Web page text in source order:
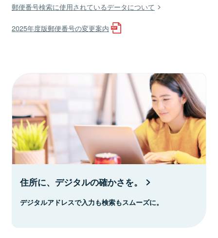
郵便番号検索に使用されているデータについて
2025年度版郵便番号の変更案内
住所に、デジタルの確かさを。
デジタルアドレスで入力も検索もスムーズに。